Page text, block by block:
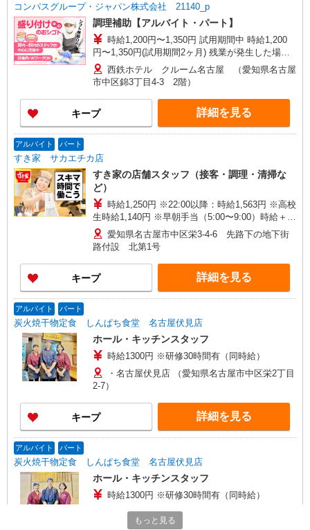
コンパスグループ・ジャパン株式会社 21140_p
調理補助【アルバイト・パート】
時給1,200円〜1,350円 試用期間中 時給1,200
円〜1,350円(試用期間2ヶ月) 残業が発生した場
合、残業代を1分単位で別途支給します。
西鉄ホテル クルーム名古屋 （愛知県名古屋
市中区錦3丁目4-3 2階）
キープ 詳細を見る
アルバイト パート
すき家 サカエチカ店
すき家の店舗スタッフ（接客・調理・清掃な
ど）
時給1,250円 ※22:00以降：時給1,563円 ※高校
生時給1,140円 ※早朝手当（5:00〜9:00）時給＋
150円愛知県名古屋市中区栄3-4-6 先路下の地下街
路付設 北第1号
キープ 詳細を見る
アルバイト パート
炭火焼干物定食 しんぱち食堂 名古屋伏見店
ホール・キッチンスタッフ
時給1300円 ※研修30時間有（同時給）
・名古屋伏見店 （愛知県名古屋市中区栄2丁目
2-7）
キープ 詳細を見る
アルバイト パート
炭火焼干物定食 しんぱち食堂 名古屋伏見店
ホール・キッチンスタッフ
時給1300円 ※研修30時間有（同時給）
・名古屋伏見店 （愛知県名古屋市中区栄2丁目
もっと見る